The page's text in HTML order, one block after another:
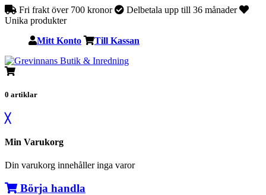
Fri frakt över 700 kronor
Delbetala upp till 36 månader
Unika produkter
Mitt Konto Till Kassan
0 artiklar
╳
Min Varukorg
Din varukorg innehåller inga varor
Börja handla